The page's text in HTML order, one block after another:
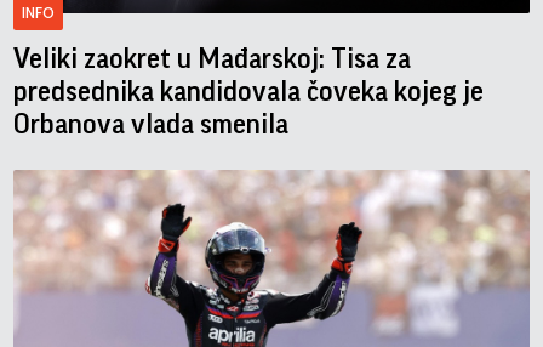
INFO
Veliki zaokret u Mađarskoj: Tisa za
predsednika kandidovala čoveka kojeg je
Orbanova vlada smenila